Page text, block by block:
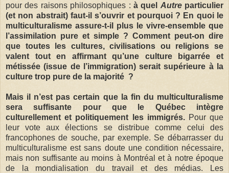
pour des raisons philosophiques : à quel Autre particulier
(et non abstrait) faut-il s’ouvrir et pourquoi ? En quoi le
multiculturalisme assure-t-il plus le vivre-ensemble que
l’assimilation pure et simple ? Comment peut-on dire
que toutes les cultures, civilisations ou religions se
valent tout en affirmant qu’une culture bigarrée et
métissée (issue de l’immigration) serait supérieure à la
culture trop pure de la majorité ?
Mais il n’est pas certain que la fin du multiculturalisme
sera suffisante pour que le Québec intègre
culturellement et politiquement les immigrés. Pour que
leur vote aux élections se distribue comme celui des
francophones de souche, par exemple. Se débarrasser du
multiculturalisme est sans doute une condition nécessaire,
mais non suffisante au moins à Montréal et à notre époque
de la mondialisation du travail et des médias. Les